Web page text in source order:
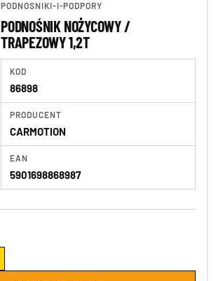
PODNOSNIKI-I-PODPORY
PODNOŚNIK NOŻYCOWY /
TRAPEZOWY 1,2T
KOD
86898
PRODUCENT
CARMOTION
EAN
5901698868987